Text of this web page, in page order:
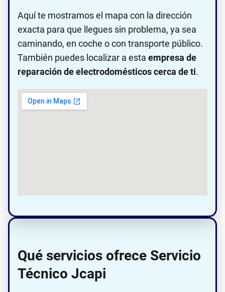
Aquí te mostramos el mapa con la dirección
exacta para que llegues sin problema, ya sea
caminando, en coche o con transporte público.
También puedes localizar a esta empresa de
reparación de electrodomésticos cerca de ti.
Qué servicios ofrece Servicio
Técnico Jcapi